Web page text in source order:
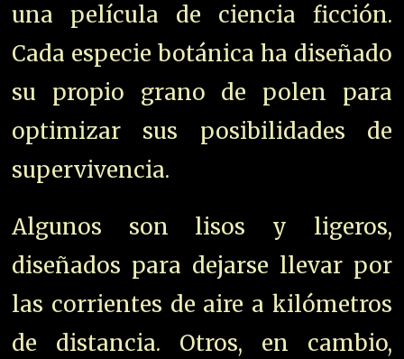
una película de ciencia ficción.
Cada especie botánica ha diseñado
su propio grano de polen para
optimizar sus posibilidades de
supervivencia.
Algunos son lisos y ligeros,
diseñados para dejarse llevar por
las corrientes de aire a kilómetros
de distancia. Otros, en cambio,